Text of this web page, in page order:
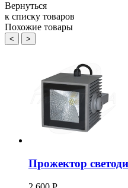
Вернуться
к списку товаров
Похожие товары
< >
Прожектор